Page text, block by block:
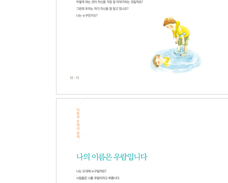
개인과 국가 | 국가가 행복을 지켜주나요?
하나인 세계 | 혼자서는 할 수 없어요
우리는 무엇을 어떻게 아나요?
사실과 의미 | 사과를 보면 무엇이 생각나나요?
실재와 현상 | 보이는 게 진짜 모습일까요?
인식과 사실 | 무엇을 보고 판단하나요?
개별자와 동일자 | 나무와 열매는 하나일까요?
무엇이 사실인가요?